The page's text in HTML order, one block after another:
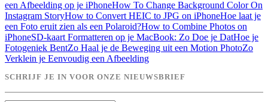
een Afbeelding op je iPhoneHow To Change Background Color On
Instagram StoryHow to Convert HEIC to JPG on iPhoneHoe laat je
een Foto eruit zien als een Polaroid?How to Combine Photos on
iPhoneSD-kaart Formatteren op je MacBook: Zo Doe je DatHoe je
Fotogeniek BentZo Haal je de Beweging uit een Motion PhotoZo
Verklein je Eenvoudig een Afbeelding
SCHRIJF JE IN VOOR ONZE NIEUWSBRIEF